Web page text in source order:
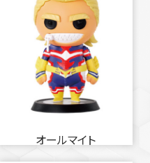
オールマイト